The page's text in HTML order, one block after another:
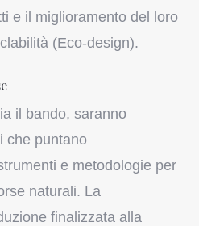
e il miglioramento del loro
(Eco-design).
il bando, saranno
che puntano
e metodologie per
naturali. La
finalizzata alla